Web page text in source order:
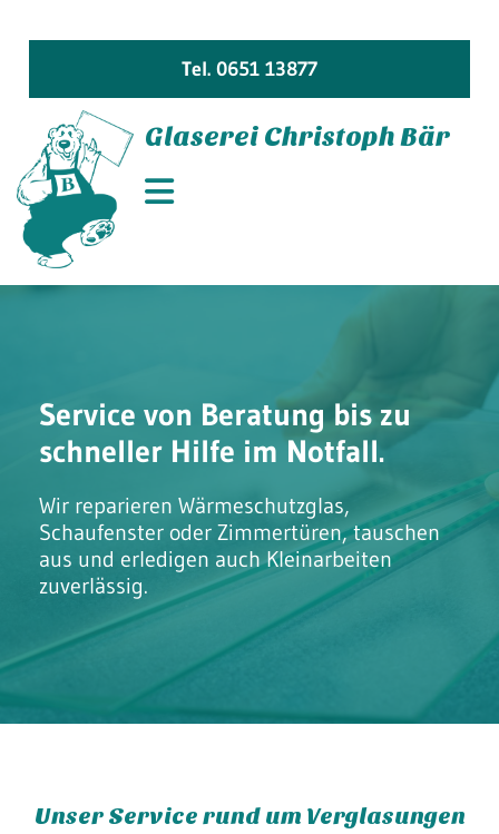
Tel. 0651 13877
Glaserei Christoph Bär
Service von Beratung bis zu
schneller Hilfe im Notfall.
Wir reparieren Wärmeschutzglas,
Schaufenster oder Zimmertüren, tauschen
aus und erledigen auch Kleinarbeiten
zuverlässig.
Unser Service rund um Verglasungen